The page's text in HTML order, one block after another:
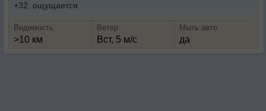
+32, ощущается
Видимость
>10 км
Ветер
Вст, 5 м/с
Мыть авто
да